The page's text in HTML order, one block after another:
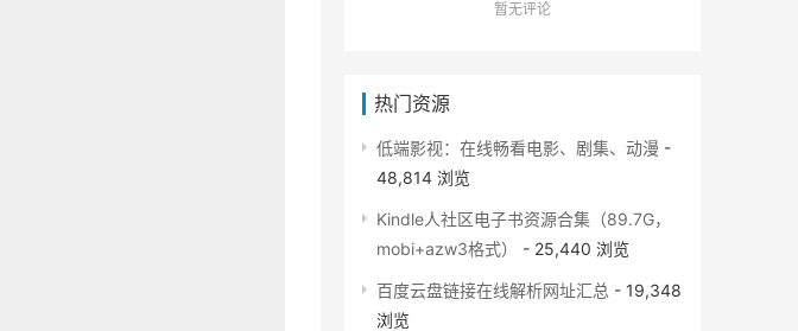
暂无评论
热门资源
低端影视：在线畅看电影、剧集、动漫 -
48,814 浏览
Kindle人社区电子书资源合集（89.7G，
mobi+azw3格式）
- 25,440 浏览
百度云盘链接在线解析网址汇总 - 19,348
浏览